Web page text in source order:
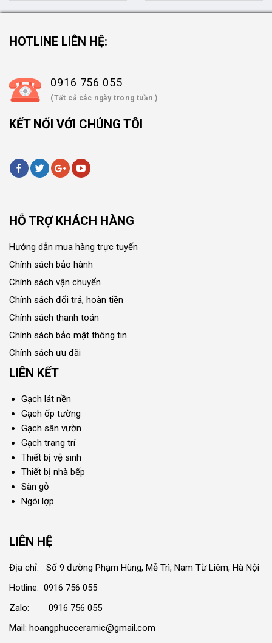
HOTLINE LIÊN HỆ:
0916 756 055
(Tất cả các ngày trong tuần )
KẾT NỐI VỚI CHÚNG TÔI
HỖ TRỢ KHÁCH HÀNG
Hướng dẫn mua hàng trực tuyến
Chính sách bảo hành
Chính sách vận chuyển
Chính sách đổi trả, hoàn tiền
Chính sách thanh toán
Chính sách bảo mật thông tin
Chính sách ưu đãi
LIÊN KẾT
Gạch lát nền
Gạch ốp tường
Gạch sân vườn
Gạch trang trí
Thiết bị vệ sinh
Thiết bị nhà bếp
Sàn gỗ
Ngói lợp
LIÊN HỆ
Địa chỉ: Số 9 đường Phạm Hùng, Mễ Trì, Nam Từ Liêm, Hà Nội
Hotline: 0916 756 055
Zalo: 0916 756 055
Mail: hoangphucceramic@gmail.com